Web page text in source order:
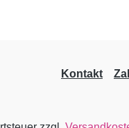
Kontakt